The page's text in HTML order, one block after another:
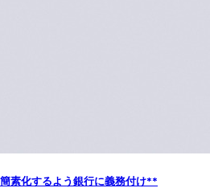
化するよう銀行に義務付け**